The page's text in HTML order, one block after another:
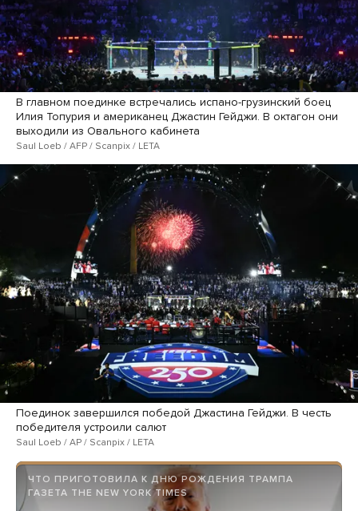
В главном поединке встречались испано-грузинский боец
Илия Топурия и американец Джастин Гейджи. В октагон они
выходили из Овального кабинета
Saul Loeb / AFP / Scanpix / LETA
Поединок завершился победой Джастина Гейджи. В честь
победителя устроили салют
Saul Loeb / AP / Scanpix / LETA
ЧТО ПРИГОТОВИЛА К ДНЮ РОЖДЕНИЯ ТРАМПА
ГАЗЕТА THE NEW YORK TIMES